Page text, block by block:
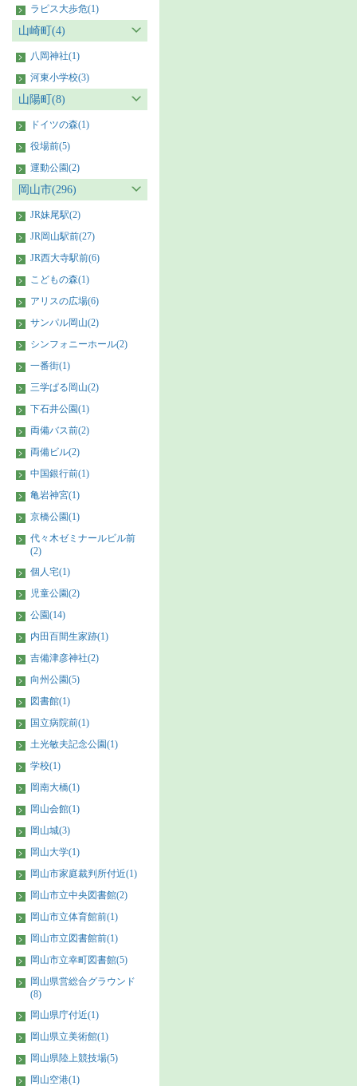
ラピス大歩危(1)
山崎町(4)
八岡神社(1)
河東小学校(3)
山陽町(8)
ドイツの森(1)
役場前(5)
運動公園(2)
岡山市(296)
JR妹尾駅(2)
JR岡山駅前(27)
JR西大寺駅前(6)
こどもの森(1)
アリスの広場(6)
サンパル岡山(2)
シンフォニーホール(2)
一番街(1)
三学ぱる岡山(2)
下石井公園(1)
両備バス前(2)
両備ビル(2)
中国銀行前(1)
亀岩神宮(1)
京橋公園(1)
代々木ゼミナールビル前
(2)
個人宅(1)
児童公園(2)
公園(14)
内田百間生家跡(1)
吉備津彦神社(2)
向州公園(5)
図書館(1)
国立病院前(1)
土光敏夫記念公園(1)
学校(1)
岡南大橋(1)
岡山会館(1)
岡山城(3)
岡山大学(1)
岡山市家庭裁判所付近(1)
岡山市立中央図書館(2)
岡山市立体育館前(1)
岡山市立図書館前(1)
岡山市立幸町図書館(5)
岡山県営総合グラウンド
(8)
岡山県庁付近(1)
岡山県立美術館(1)
岡山県陸上競技場(5)
岡山空港(1)